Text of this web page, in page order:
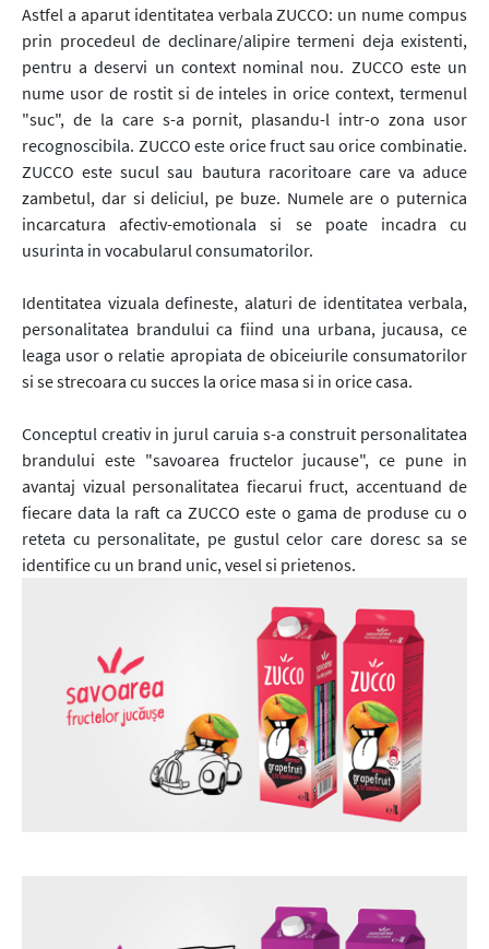
Astfel a aparut identitatea verbala ZUCCO: un nume compus
prin procedeul de declinare/alipire termeni deja existenti,
pentru a deservi un context nominal nou. ZUCCO este un
nume usor de rostit si de inteles in orice context, termenul
"suc", de la care s-a pornit, plasandu-l intr-o zona usor
recognoscibila. ZUCCO este orice fruct sau orice combinatie.
ZUCCO este sucul sau bautura racoritoare care va aduce
zambetul, dar si deliciul, pe buze. Numele are o puternica
incarcatura afectiv-emotionala si se poate incadra cu
usurinta in vocabularul consumatorilor.
Identitatea vizuala defineste, alaturi de identitatea verbala,
personalitatea brandului ca fiind una urbana, jucausa, ce
leaga usor o relatie apropiata de obiceiurile consumatorilor
si se strecoara cu succes la orice masa si in orice casa.
Conceptul creativ in jurul caruia s-a construit personalitatea
brandului este "savoarea fructelor jucause", ce pune in
avantaj vizual personalitatea fiecarui fruct, accentuand de
fiecare data la raft ca ZUCCO este o gama de produse cu o
reteta cu personalitate, pe gustul celor care doresc sa se
identifice cu un brand unic, vesel si prietenos.